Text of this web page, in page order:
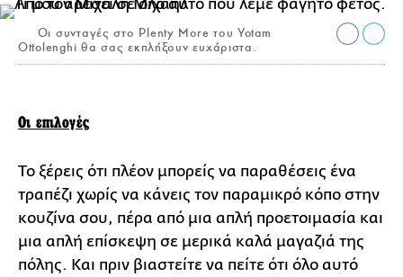
Οι συνταγές στο Plenty More του Yotam
Ottolenghi θα σας εκπλήξουν ευχάριστα.
Οι επιλογές
Το ξέρεις ότι πλέον μπορείς να παραθέσεις ένα
τραπέζι χωρίς να κάνεις τον παραμικρό κόπο στην
κουζίνα σου, πέρα από μια απλή προετοιμασία και
μια απλή επίσκεψη σε μερικά καλά μαγαζιά της
πόλης. Και πριν βιαστείτε να πείτε ότι όλο αυτό